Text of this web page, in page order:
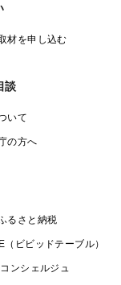
材を申し込む
談
いて
の方へ
るさと納税
ビビッドテーブル）
ンシェルジュ